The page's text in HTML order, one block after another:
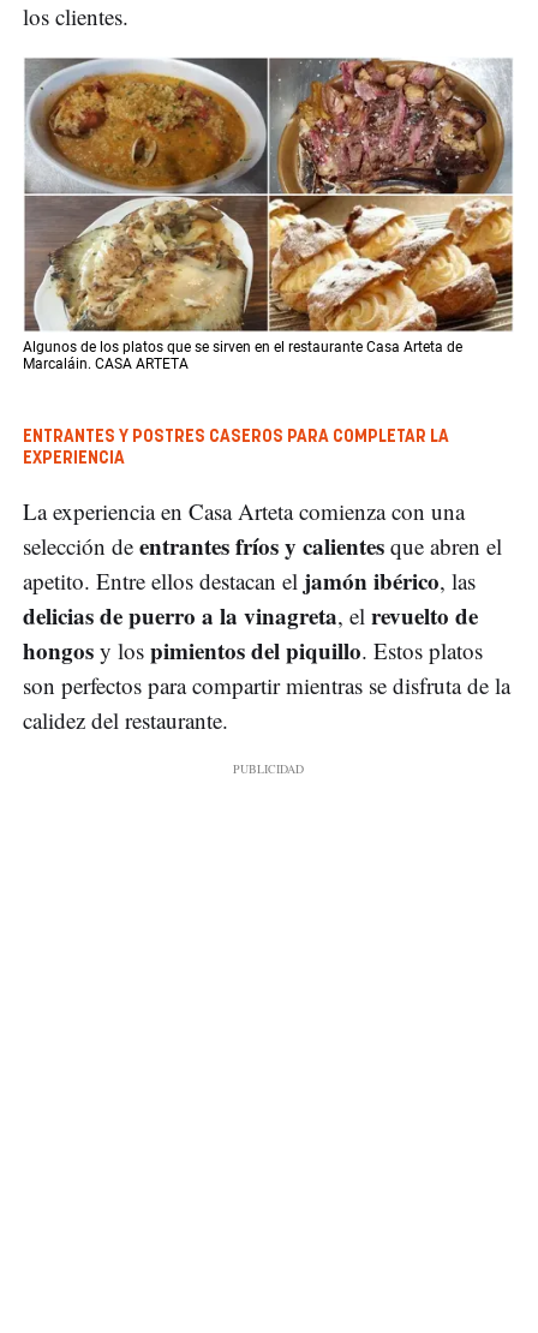
los clientes.
Algunos de los platos que se sirven en el restaurante Casa Arteta de
Marcaláin. CASA ARTETA
ENTRANTES Y POSTRES CASEROS PARA COMPLETAR LA
EXPERIENCIA
La experiencia en Casa Arteta comienza con una
selección de entrantes fríos y calientes que abren el
apetito. Entre ellos destacan el jamón ibérico, las
delicias de puerro a la vinagreta, el revuelto de
hongos y los pimientos del piquillo. Estos platos
son perfectos para compartir mientras se disfruta de la
calidez del restaurante.